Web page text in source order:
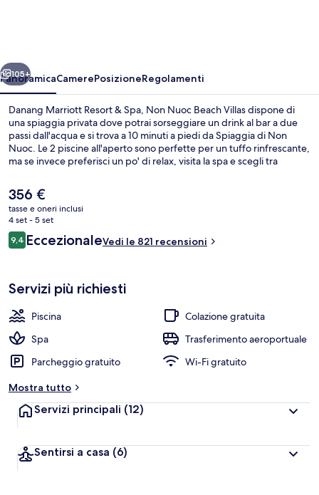
Non
Nuoc
Beach
Villas
Avanti
105+
PanoramicaCamerePosizioneRegolamenti
Danang Marriott Resort & Spa, Non Nuoc Beach Villas dispone di
una spiaggia privata dove potrai sorseggiare un drink al bar a due
passi dall'acqua e si trova a 10 minuti a piedi da Spiaggia di Non
Nuoc. Le 2 piscine all'aperto sono perfette per un tuffo rinfrescante,
ma se invece preferisci un po' di relax, visita la spa e scegli tra
mangiare includono 4 ristoranti in loco e 2 bar/lounge perfetti per
gustare una bibita fresca. In questo resort di lusso troverai anche un
miniclub per bambini (gratuito), un bar a bordo piscina e una
palestra aperta giorno e notte. Altri viaggiatori apprezzano il
personale gentile della struttura.
Il
prezzo
attuale
è
356 €
356 €
tasse e oneri inclusi
4 set - 5 set
Recensioni
9,49,4 su 10
EccezionaleVedi le 821 recensioni
Servizi più richiesti
Piscina
Colazione gratuita
Spa
Trasferimento aeroportuale
Parcheggio gratuito
Wi-Fi gratuito
Mostra tutto
Servizi principali (12)
Sentirsi a casa (6)